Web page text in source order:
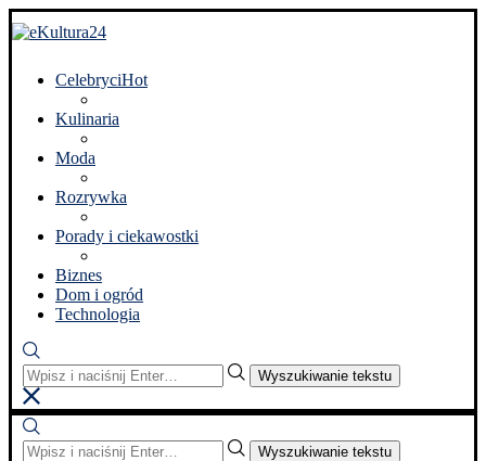
CelebryciHot
Kulinaria
Moda
Rozrywka
Porady i ciekawostki
Biznes
Dom i ogród
Technologia
Wyszukiwanie tekstu
Wyszukiwanie tekstu